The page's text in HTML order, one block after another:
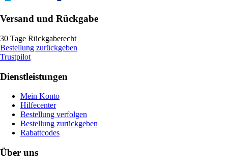
Versand und Rückgabe
30 Tage Rückgaberecht
Bestellung zurückgeben
Trustpilot
Dienstleistungen
Mein Konto
Hilfecenter
Bestellung verfolgen
Bestellung zurückgeben
Rabattcodes
Über uns